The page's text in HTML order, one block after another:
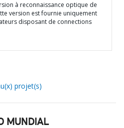
à reconnaissance optique de
version est fournie uniquement
disposant de connections
projet(s)
MUNDIAL